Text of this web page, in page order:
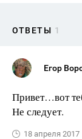
ОТВЕТЫ 1
Егор
Привет…вот
Не следует.
18 апреля 2017